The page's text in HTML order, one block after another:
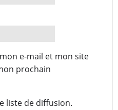
e-mail et mon site
prochain
liste de diffusion.